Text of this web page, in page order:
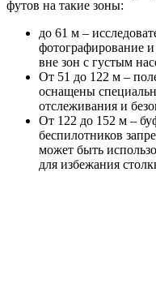
футов на такие зоны:
до 61 м –
фотографирование
вне зон с густым
От 51 до 122 м –
оснащены
отслеживания и
От 122 до 152 м –
беспилотников
может быть
для избежания